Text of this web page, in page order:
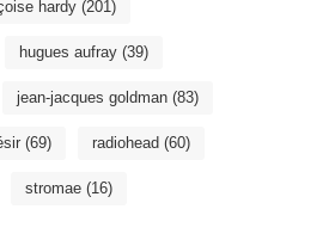
hardy(201)
hugues aufray(39)
jean-jacques goldman(83)
(69) radiohead (60)
stromae(16)